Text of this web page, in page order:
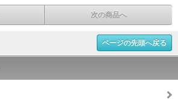
次の商品へ
ページの先頭へ戻る